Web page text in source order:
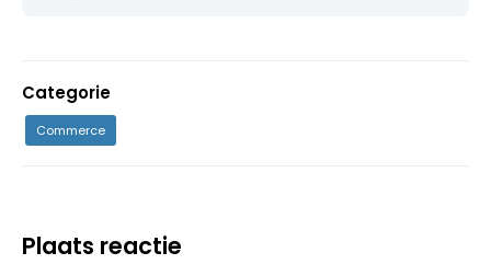
Categorie
Commerce
Plaats reactie